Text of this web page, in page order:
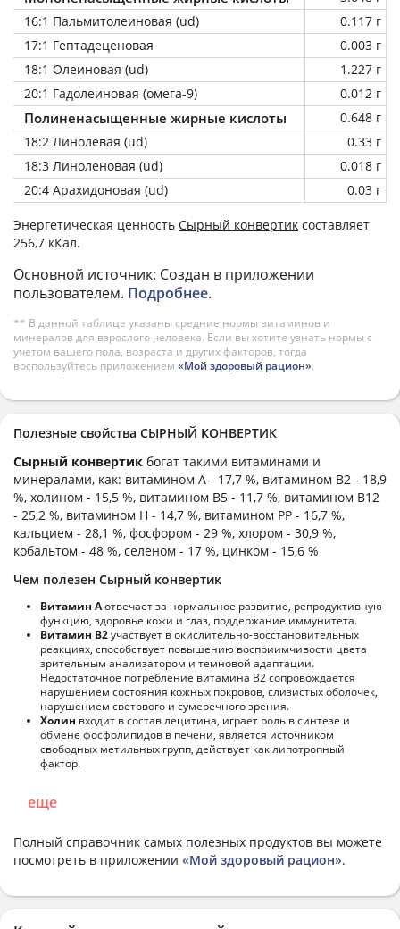
16:1 Пальмитолеиновая (ud)
0.117 г
17:1 Гептадеценовая
0.003 г
18:1 Олеиновая (ud)
1.227 г
20:1 Гадолеиновая (омега-9)
0.012 г
Полиненасыщенные жирные кислоты
0.648 г
18:2 Линолевая (ud)
0.33 г
18:3 Линоленовая (ud)
0.018 г
20:4 Арахидоновая (ud)
0.03 г
Энергетическая ценность Сырный конвертик составляет
256,7 кКал.
Основной источник: Создан в приложении
пользователем. Подробнее.
** В данной таблице указаны средние нормы витаминов и
минералов для взрослого человека. Если вы хотите узнать нормы с
учетом вашего пола, возраста и других факторов, тогда
воспользуйтесь приложением «Мой здоровый рацион».
Полезные свойства СЫРНЫЙ КОНВЕРТИК
Сырный конвертик богат такими витаминами и
минералами, как: витамином А - 17,7 %, витамином B2 - 18,9
%, холином - 15,5 %, витамином B5 - 11,7 %, витамином B12
- 25,2 %, витамином H - 14,7 %, витамином PP - 16,7 %,
кальцием - 28,1 %, фосфором - 29 %, хлором - 30,9 %,
кобальтом - 48 %, селеном - 17 %, цинком - 15,6 %
Чем полезен Сырный конвертик
Витамин Аотвечает за нормальное развитие, репродуктивную
функцию, здоровье кожи и глаз, поддержание иммунитета.
Витамин В2участвует в окислительно-восстановительных
реакциях, способствует повышению восприимчивости цвета
зрительным анализатором и темновой адаптации.
Недостаточное потребление витамина В2 сопровождается
нарушением состояния кожных покровов, слизистых оболочек,
нарушением светового и сумеречного зрения.
Холин входит в состав лецитина, играет роль в синтезе и
обмене фосфолипидов в печени, является источником
свободных метильных групп, действует как липотропный
фактор.
еще
Полный справочник самых полезных продуктов вы можете
посмотреть в приложении «Мой здоровый рацион».